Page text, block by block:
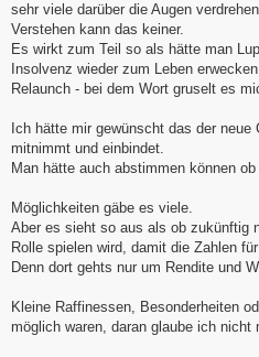
sehr viele darüber die Augen
Verstehen kann das keiner.
Es wirkt zum Teil so als hätte man
Insolvenz wieder zum Leben
Relaunch - bei dem Wort gruselt es
Ich hätte mir gewünscht das der
mitnimmt und einbindet.
Man hätte auch abstimmen können
Möglichkeiten gäbe es viele.
Aber es sieht so aus als ob zukünftig
Rolle spielen wird, damit die Zahlen
Denn dort gehts nur um Rendite und
Kleine Raffinessen, Besonderheiten
möglich waren, daran glaube ich nicht